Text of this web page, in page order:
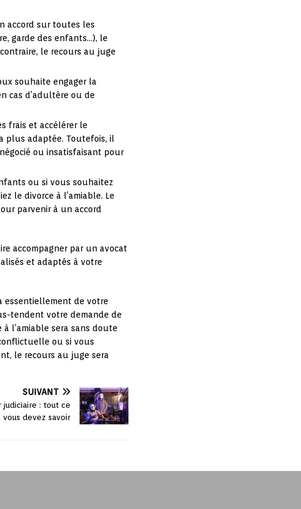
accord sur toutes les
garde des enfants…), le
le recours au juge
souhaite engager la
cas d’adultère ou de
frais et accélérer le
plus adaptée. Toutefois, il
ou insatisfaisant pour
ou si vous souhaitez
le divorce à l’amiable. Le
parvenir à un accord
accompagner par un avocat
et adaptés à votre
essentiellement de votre
tendent votre demande de
l’amiable sera sans doute
ou si vous
le recours au juge sera
SUIVANT
judiciaire : tout ce
vous devez savoir